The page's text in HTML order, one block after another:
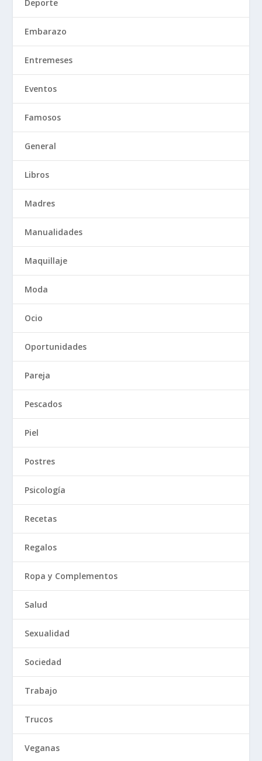
Deporte
Embarazo
Entremeses
Eventos
Famosos
General
Libros
Madres
Manualidades
Maquillaje
Moda
Ocio
Oportunidades
Pareja
Pescados
Piel
Postres
Psicología
Recetas
Regalos
Ropa y Complementos
Salud
Sexualidad
Sociedad
Trabajo
Trucos
Veganas